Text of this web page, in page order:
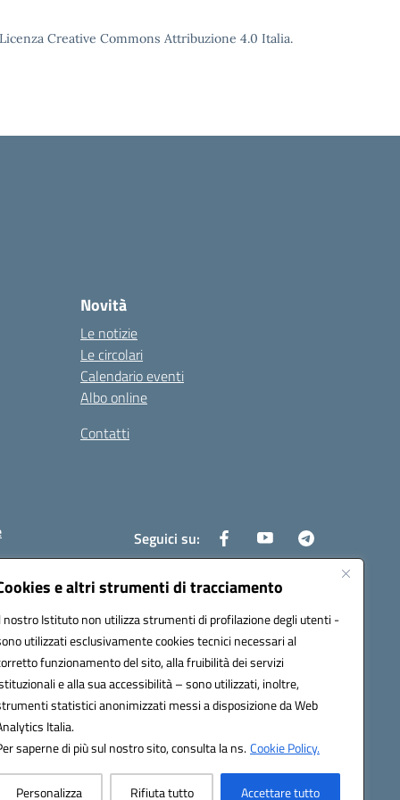
e altri strumenti di tracciamento
nostro Istituto non utilizza strumenti di profilazione degli utenti -
utilizzati esclusivamente cookies tecnici necessari al
funzionamento del sito, alla fruibilità dei servizi
e alla sua accessibilità – sono utilizzati, inoltre,
statistici anonimizzati messi a disposizione da Web
Italia.
saperne di più sul nostro sito, consulta la ns.Cookie Policy.
Personalizza Rifiuta tutto Accettare tutto
Creative Commons Attribuzione 4.0 Italia.
Novità
Le notizie
Le circolari
Calendario eventi
Albo online
Contatti
Seguici su: